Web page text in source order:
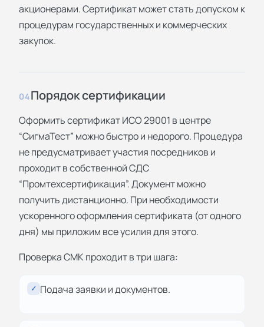
акционерами. Сертификат может стать допуском к
процедурам государственных и коммерческих
закупок.
04Порядок сертификации
Оформить сертификат ИСО 29001 в центре
“СигмаТест” можно быстро и недорого. Процедура
не предусматривает участия посредников и
проходит в собственной СДС
“Промтехсертификация”. Документ можно
получить дистанционно. При необходимости
ускоренного оформления сертификата (от одного
дня) мы приложим все усилия для этого.
Проверка СМК проходит в три шага:
✓ Подача заявки и документов.